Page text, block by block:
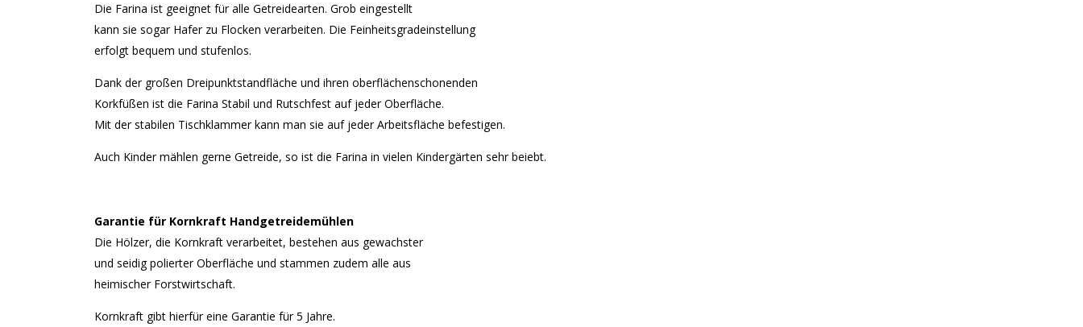
Die Farina ist geeignet für alle Getreidearten. Grob eingestellt
kann sie sogar Hafer zu Flocken verarbeiten. Die Feinheitsgradeinstellung
erfolgt bequem und stufenlos.
Dank der großen Dreipunktstandfläche und ihren oberflächenschonenden
Korkfüßen ist die Farina Stabil und Rutschfest auf jeder Oberfläche.
Mit der stabilen Tischklammer kann man sie auf jeder Arbeitsfläche befestigen.
Auch Kinder mählen gerne Getreide, so ist die Farina in vielen Kindergärten sehr beiebt.
Garantie für Kornkraft Handgetreidemühlen
Die Hölzer, die Kornkraft verarbeitet, bestehen aus gewachster
und seidig polierter Oberfläche und stammen zudem alle aus
heimischer Forstwirtschaft.
Kornkraft gibt hierfür eine Garantie für 5 Jahre.